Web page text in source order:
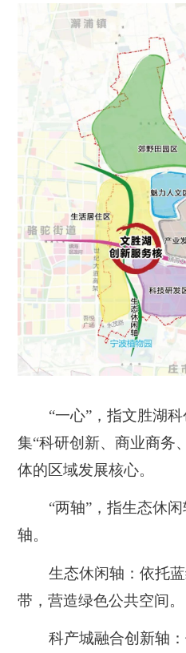
“一心”，指文胜湖
集“科研创新、商业商务
体的区域发展核心。
“两轴”，指生态休
轴。
生态休闲轴：依托
带，营造绿色公共空间。
科产城融合创新轴